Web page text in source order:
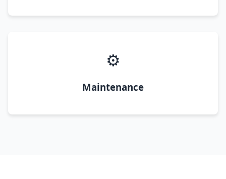
⚙️
Maintenance